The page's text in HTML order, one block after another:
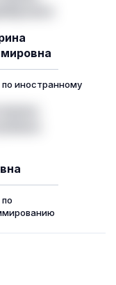
по иностранному